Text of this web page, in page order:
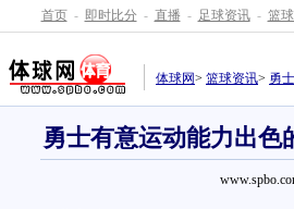
首页 - 即时比分 - 直播 - 足球资讯 - 篮
体球网> 篮球资讯> 勇士
勇士有意运动能力出色